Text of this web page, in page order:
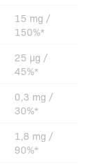
15 mg /
150%*
25 µg /
45%*
0,3 mg /
30%*
1,8 mg /
90%*